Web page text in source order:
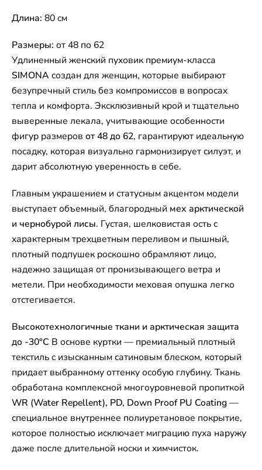
Длина: 80 см
Размеры: от 48 по 62
Удлиненный женский пуховик премиум-класса
SIMONAсоздан для женщин, которые выбирают
безупречный стиль без компромиссов в вопросах
тепла и комфорта. Эксклюзивный крой и тщательно
выверенные лекала, учитывающие особенности
фигур размеров от 48 до 62, гарантируют идеальную
посадку, которая визуально гармонизирует силуэт, и
дарит абсолютную уверенность в себе.
Главным украшением и статусным акцентом модели
выступает объемный, благородный мех арктической
и чернобурой лисы. Густая, шелковистая ость с
характерным трехцветным переливом и пышный,
плотный подпушек роскошно обрамляют лицо,
надежно защищая от пронизывающего ветра и
метели. При необходимости меховая опушка легко
отстегивается.
Высокотехнологичные ткани и арктическая защита
до -30°C В основе куртки — премиальный плотный
текстиль с изысканным сатиновым блеском, который
придает выбранному оттенку особую глубину. Ткань
обработана комплексной многоуровневой пропиткой
WR (Water Repellent), PD, Down Proof PU Coating—
специальное внутреннее полиуретановое покрытие,
которое полностью исключает миграцию пуха наружу
даже после длительной носки и химчисток.